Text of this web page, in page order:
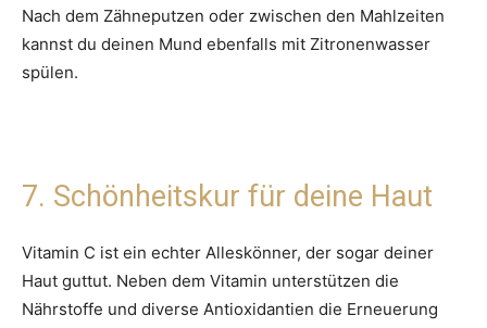
Nach dem Zähneputzen oder zwischen den Mahlzeiten
kannst du deinen Mund ebenfalls mit Zitronenwasser
spülen.
7. Schönheitskur für deine Haut
Vitamin C ist ein echter Alleskönner, der sogar deiner
Haut guttut. Neben dem Vitamin unterstützen die
Nährstoffe und diverse Antioxidantien die Erneuerung